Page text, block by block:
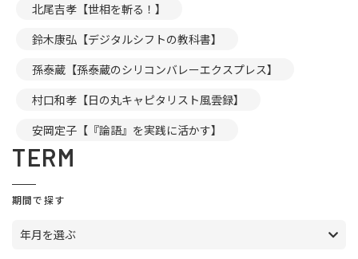
北尾吉孝【世相を斬る！】
鈴木康弘【デジタルシフトの教科書】
孫泰蔵【孫泰蔵のシリコンバレーエクスプレス】
村口和孝【日の丸キャピタリスト風雲録】
安岡定子【『論語』を実践に活かす】
TERM
期間で探す
年月を選ぶ